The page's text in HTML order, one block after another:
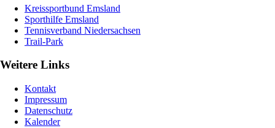
Kreissportbund Emsland
Sporthilfe Emsland
Tennisverband Niedersachsen
Trail-Park
Weitere Links
Kontakt
Impressum
Datenschutz
Kalender